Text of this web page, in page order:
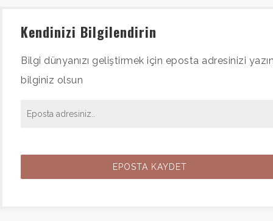
Kendinizi Bilgilendirin
Bilgi dünyanızı geliştirmek için eposta adresinizi
bilginiz olsun